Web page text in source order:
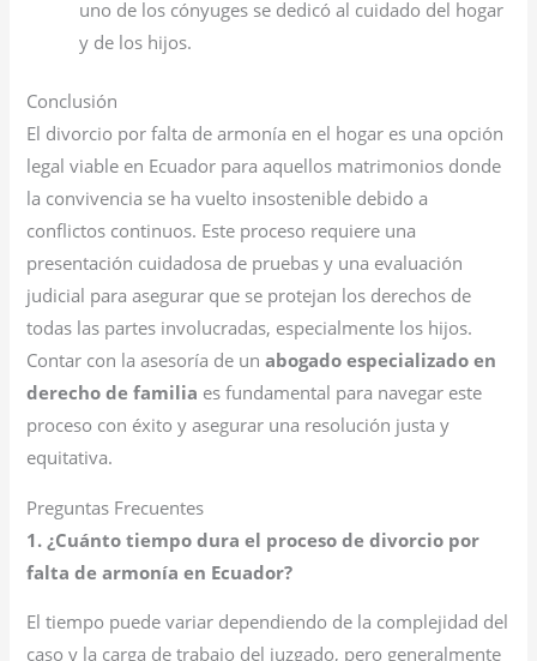
uno de los cónyuges se dedicó al cuidado del hogar
y de los hijos.
Conclusión
El divorcio por falta de armonía en el hogar es una opción
legal viable en Ecuador para aquellos matrimonios donde
la convivencia se ha vuelto insostenible debido a
conflictos continuos. Este proceso requiere una
presentación cuidadosa de pruebas y una evaluación
judicial para asegurar que se protejan los derechos de
todas las partes involucradas, especialmente los hijos.
Contar con la asesoría de unabogado especializado en
derecho de familia es fundamental para navegar este
proceso con éxito y asegurar una resolución justa y
equitativa.
Preguntas Frecuentes
1. ¿Cuánto tiempo dura el proceso de divorcio por
falta de armonía en Ecuador?
El tiempo puede variar dependiendo de la complejidad del
caso y la carga de trabajo del juzgado, pero generalmente